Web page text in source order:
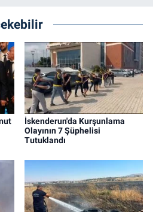
İskenderun'da Kurşunlama
Olayının 7 Şüphelisi
Tutuklandı